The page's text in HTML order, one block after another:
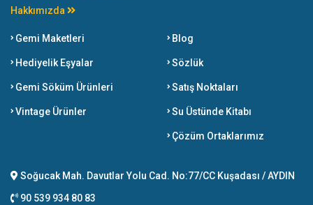
Hakkımızda
Gemi Maketleri
Hediyelik Eşyalar
Gemi Söküm Ürünleri
Vintage Ürünler
Blog
Sözlük
Satış Noktaları
Su Üstünde Kitabı
Çözüm Ortaklarımız
Soğucak Mah. Davutlar Yolu Cad. No:77/CC Kuşadası / AYDIN
90 539 934 80 83